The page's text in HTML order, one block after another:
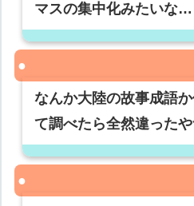
マスの集中化みたいな…
なんか大陸の故事成語
て調べたら全然違った